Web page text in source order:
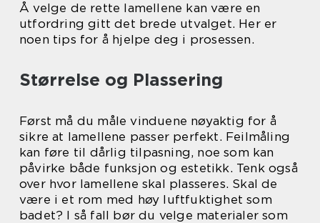
Å velge de rette lamellene kan være en
utfordring gitt det brede utvalget. Her er
noen tips for å hjelpe deg i prosessen.
Størrelse og Plassering
Først må du måle vinduene nøyaktig for å
sikre at lamellene passer perfekt. Feilmåling
kan føre til dårlig tilpasning, noe som kan
påvirke både funksjon og estetikk. Tenk også
over hvor lamellene skal plasseres. Skal de
være i et rom med høy luftfuktighet som
badet? I så fall bør du velge materialer som